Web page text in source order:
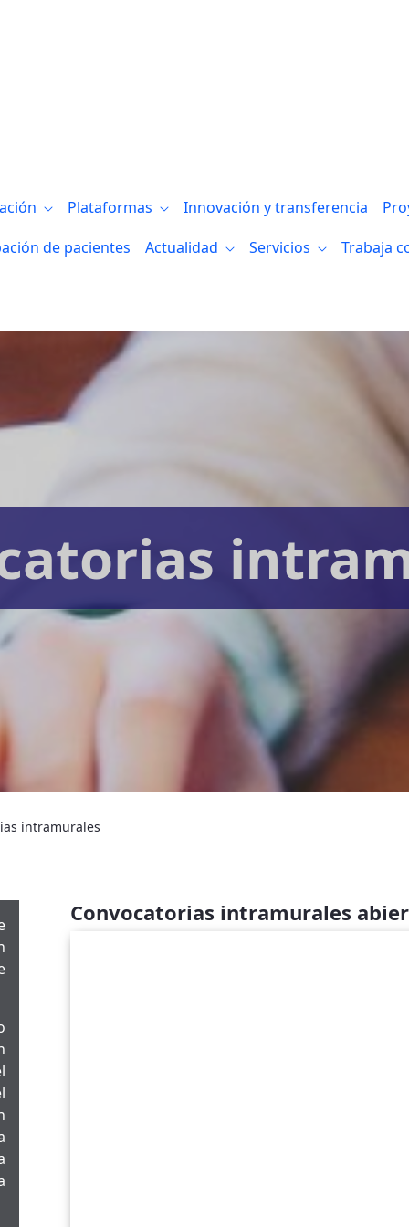
Plataformas Innovación y transferencia
de pacientes Actualidad Servicios
Trabaja
intramurales
Convocatorias intramurales